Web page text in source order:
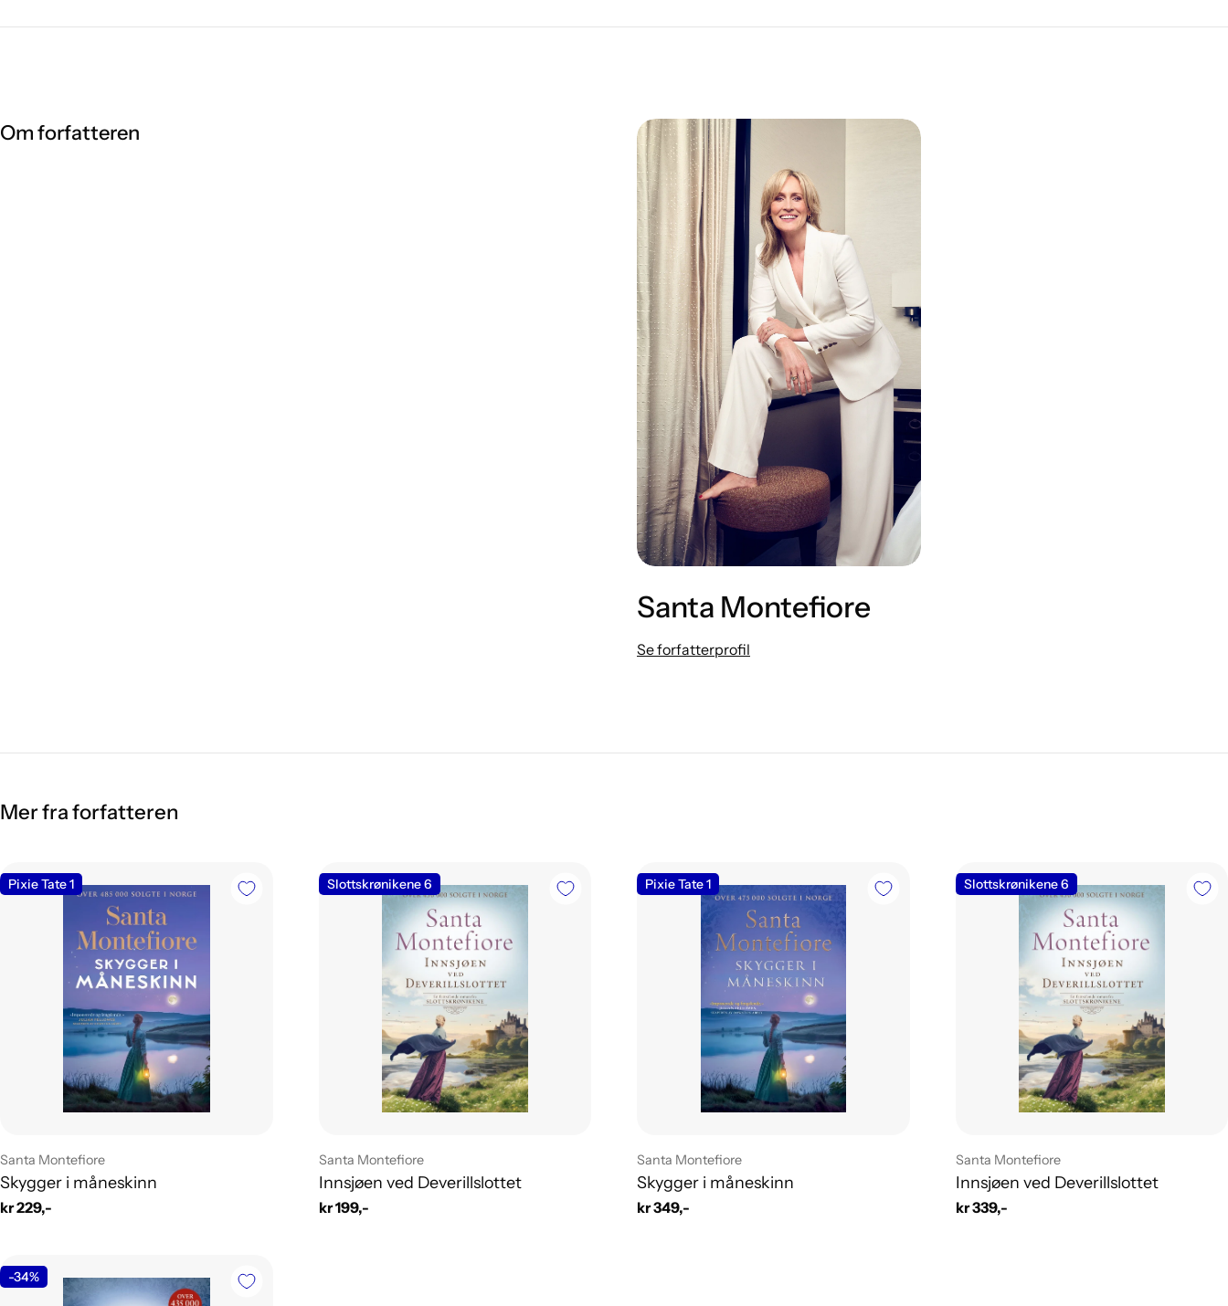
Om forfatteren
Santa Montefiore
Se forfatterprofil
Mer fra forfatteren
Pixie Tate 1
Leverandør:
Santa Montefiore
Skygger i måneskinn
Vanlig
kr 229,-
Slottskrønikene 6
Leverandør:
Santa Montefiore
Innsjøen ved Deverillslottet
Vanlig
kr 199,-
Pixie Tate 1
Leverandør:
Santa Montefiore
Skygger i måneskinn
Vanlig
kr 349,-
Slottskrønikene 6
Leverandør:
Santa Montefiore
Innsjøen ved Deverillslottet
Vanlig
kr 339,-
-34%